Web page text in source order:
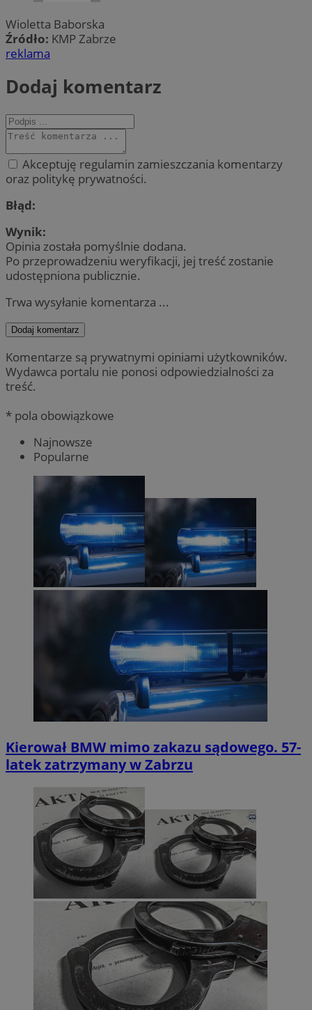
Wioletta Baborska
Źródło: KMP Zabrze
reklama
Dodaj komentarz
Akceptuję regulamin zamieszczania komentarzy
oraz politykę prywatności.
Błąd:
Wynik:
Opinia została pomyślnie dodana.
Po przeprowadzeniu weryfikacji, jej treść zostanie
udostępniona publicznie.
Trwa wysyłanie komentarza ...
Dodaj komentarz
Komentarze są prywatnymi opiniami użytkowników.
Wydawca portalu nie ponosi odpowiedzialności za
treść.
* pola obowiązkowe
Najnowsze
Popularne
Kierował BMW mimo zakazu sądowego. 57-
latek zatrzymany w Zabrzu